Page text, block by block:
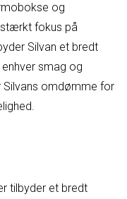
og
fokus på
Silvan et bredt
smag og
Silvans omdømme for
tilbyder et bredt